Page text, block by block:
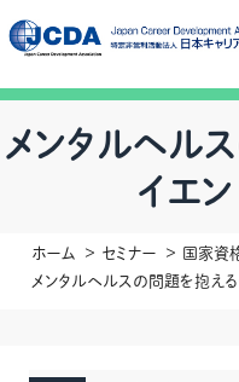
メンタルヘル
イエ
ホーム セミナー